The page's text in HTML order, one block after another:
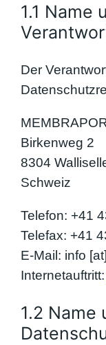
1.1 Name
Der
Birkenweg 2
8304
Schweiz
Telefon: +41
Telefax: +41
E-Mail: info
1.2 Name